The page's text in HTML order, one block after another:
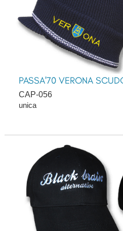
PASSA'70 VERONA
CAP-056
unica